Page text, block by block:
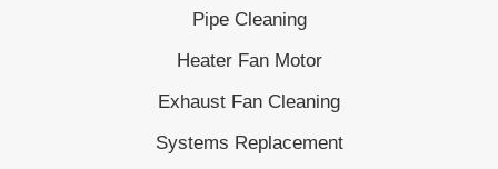
Pipe Cleaning
Heater Fan Motor
Exhaust Fan Cleaning
Systems Replacement